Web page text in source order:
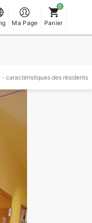
Ma Page Panier
caractéristiques des résidents